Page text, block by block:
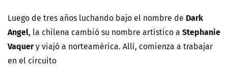
Luego de tres años luchando bajo el nombre de Dark
Angel, la chilena cambió su nombre artístico a Stephanie
Vaquery viajó a norteamérica. Allí, comienza a trabajar
en el circuito